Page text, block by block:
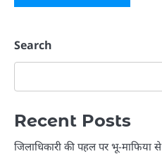
Search
Recent Posts
जिलाधिकारी की पहल पर भू-माफिया